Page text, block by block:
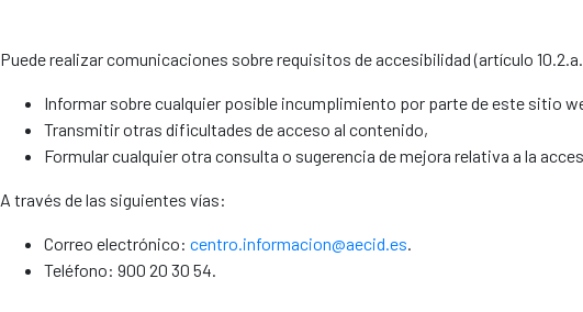
Puede realizar comunicaciones sobre requisitos de accesibilidad (artículo
Informar sobre cualquier posible incumplimiento por parte de este sitio
Transmitir otras dificultades de acceso al contenido,
Formular cualquier otra consulta o sugerencia de mejora relativa a la
A través de las siguientes vías:
Correo electrónico: centro.informacion@aecid.es.
Teléfono: 900 20 30 54.